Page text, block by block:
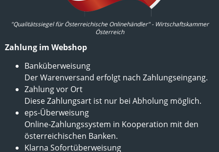
"Qualitätssiegel für Österreichische Onlinehändler" - Wirtschaftskammer
Österreich
Zahlung im Webshop
Banküberweisung
Der Warenversand erfolgt nach Zahlungseingang.
Zahlung vor Ort
Diese Zahlungsart ist nur bei Abholung möglich.
eps-Überweisung
Online-Zahlungssystem in Kooperation mit den
österreichischen Banken.
Klarna Sofortüberweisung